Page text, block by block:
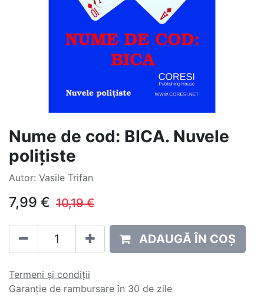
Nume de cod: BICA. Nuvele
polițiste
Autor: Vasile Trifan
7,99 € 10,19€
ADAUGĂ ÎN COȘ
Termeni și condiții
Garanție de rambursare în 30 de zile